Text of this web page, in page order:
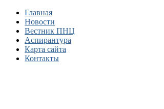
Главная
Новости
Вестник ПНЦ
Аспирантура
Карта сайта
Контакты